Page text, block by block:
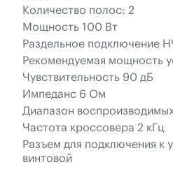
Количество полос: 2
Мощность 100 Вт
Раздельное подключение
Рекомендуемая мощность
Чувствительность 90 дБ
Импеданс 6 Ом
Диапазон
Частота кроссовера 2 кГц
Разъем для подключения к
винтовой